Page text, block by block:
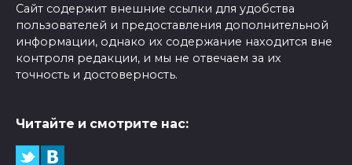
Сайт содержит внешние ссылки для удобства
пользователей и предоставления дополнительной
информации, однако их содержание находится вне
контроля редакции, и мы не отвечаем за их
точность и достоверность.
Читайте и смотрите нас: